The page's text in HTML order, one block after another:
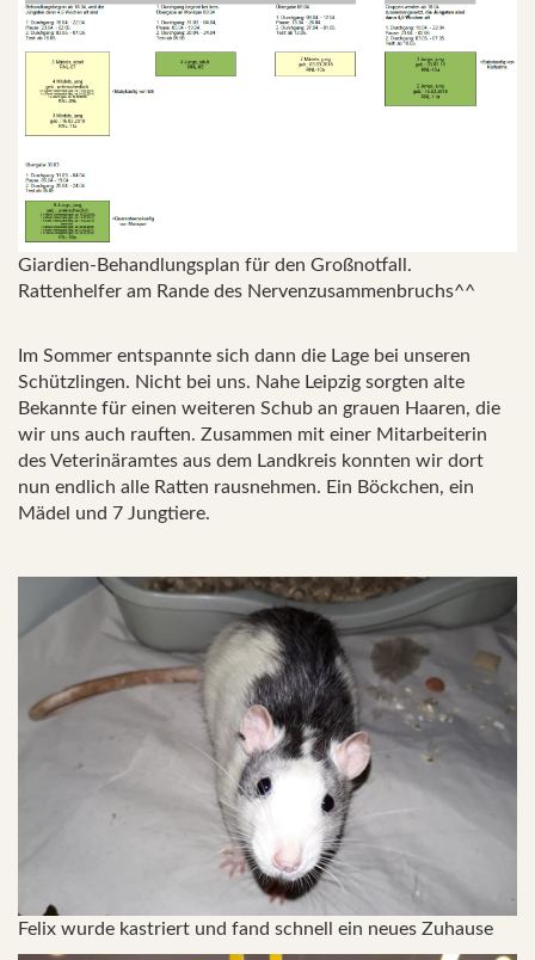
Giardien-Behandlungsplan für den Großnotfall.
Rattenhelfer am Rande des Nervenzusammenbruchs^^
Im Sommer entspannte sich dann die Lage bei unseren
Schützlingen. Nicht bei uns. Nahe Leipzig sorgten alte
Bekannte für einen weiteren Schub an grauen Haaren, die
wir uns auch rauften. Zusammen mit einer Mitarbeiterin
des Veterinäramtes aus dem Landkreis konnten wir dort
nun endlich alle Ratten rausnehmen. Ein Böckchen, ein
Mädel und 7 Jungtiere.
Felix wurde kastriert und fand schnell ein neues Zuhause